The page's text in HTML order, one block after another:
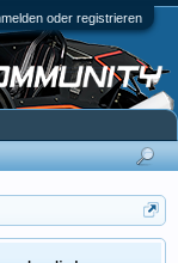
oder registrieren